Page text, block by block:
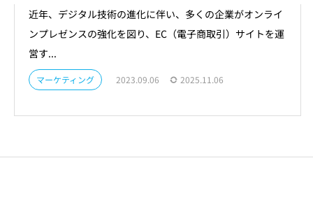
近年、デジタル技術の進化に伴い、多くの企業がオンライ
ンプレゼンスの強化を図り、EC（電子商取引）サイトを運
営す...
マーケティング 2023.09.06 2025.11.06